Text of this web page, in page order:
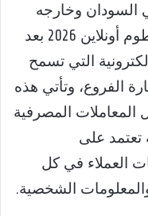
السودان وخارجه
عن طريقة فتح حساب بنك الخرطوم أونلاين 2026 بعد
التي تسمح
الفروع، وتأتي هذه
المصرفية
تعتمد على
العملاء في كل
الشخصية.